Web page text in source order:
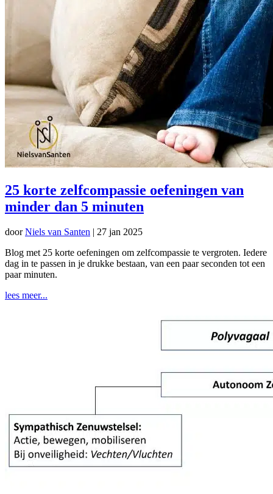
25 korte zelfcompassie oefeningen van
minder dan 5 minuten
doorNiels van Santen | 27 jan 2025
Blog met 25 korte oefeningen om zelfcompassie te vergroten. Iedere
dag in te passen in je drukke bestaan, van een paar seconden tot een
paar minuten.
lees meer...